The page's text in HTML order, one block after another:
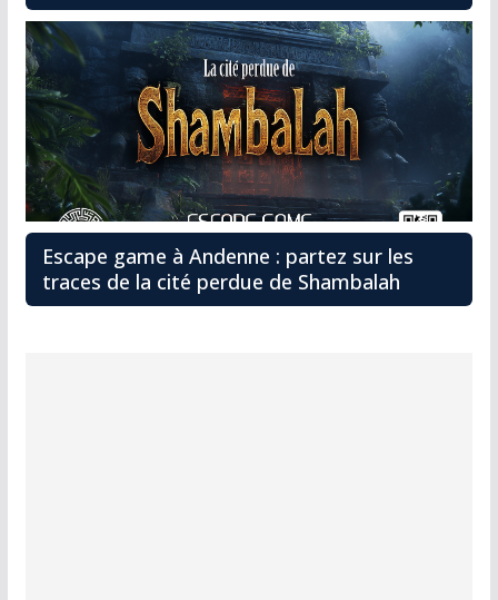
Escape game à Andenne : partez sur les
traces de la cité perdue de Shambalah